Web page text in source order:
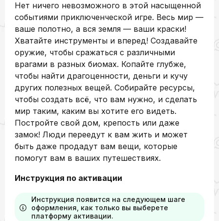
Нет ничего невозможного в этой насыщенной
событиями приключенческой игре. Весь мир —
ваше полотно, а вся земля — ваши краски!
Хватайте инструменты и вперед! Создавайте
оружие, чтобы сражаться с различными
врагами в разных биомах. Копайте глубже,
чтобы найти драгоценности, деньги и кучу
других полезных вещей. Собирайте ресурсы,
чтобы создать всё, что вам нужно, и сделать
мир таким, каким вы хотите его видеть.
Постройте свой дом, крепость или даже
замок! Люди переедут к вам жить и может
быть даже продадут вам вещи, которые
помогут вам в ваших путешествиях.
Инструкция по активации
Инструкция появится на следующем шаге
оформления, как только вы выберете
платформу активации.